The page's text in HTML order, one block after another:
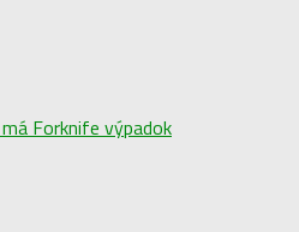
Forknife výpadok